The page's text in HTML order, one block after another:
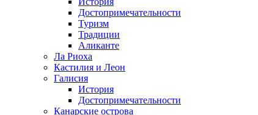
Достопримечательности
Туризм
Традиции
Аликанте
Ла Риоха
Кастилия и Леон
Галисия
История
Достопримечательности
Канарские острова